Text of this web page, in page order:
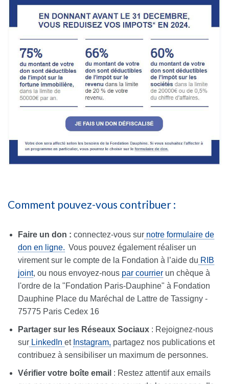
Comment pouvez-vous contribuer :
Faire un don : connectez-vous sur notre formulaire de
don en ligne. Vous pouvez également réaliser un
virement sur le compte de la Fondation à l’aide du RIB
joint, ou nous envoyez-nous par courrier un chèque à
l'ordre de la "Fondation Paris-Dauphine" à Fondation
Dauphine Place du Maréchal de Lattre de Tassigny -
75775 Paris Cedex 16
Partager sur les Réseaux Sociaux : Rejoignez-nous
sur LinkedIn et Instagram, partagez nos publications et
contribuez à sensibiliser un maximum de personnes.
Vérifier votre boîte email : Restez attentif aux emails